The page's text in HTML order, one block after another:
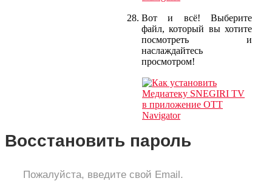
Вот и всё! Выберите
файл, который вы хотите
посмотреть и
наслаждайтесь
просмотром!
Восстановить пароль
Пожалуйста, введите свой Email.